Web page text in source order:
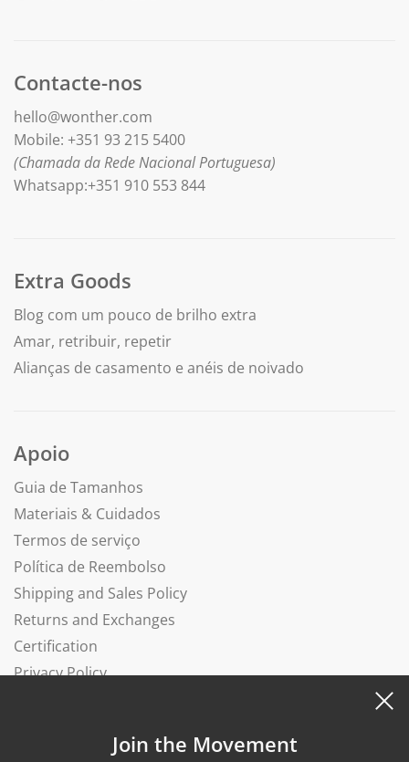
Contacte-nos
hello@wonther.com
Mobile: +351 93 215 5400
(Chamada da Rede Nacional Portuguesa)
Whatsapp:+351 910 553 844
Extra Goods
Blog com um pouco de brilho extra
Amar, retribuir, repetir
Alianças de casamento e anéis de noivado
Apoio
Guia de Tamanhos
Materiais & Cuidados
Termos de serviço
Política de Reembolso
Shipping and Sales Policy
Returns and Exchanges
Certification
Privacy Policy
Join the Movement